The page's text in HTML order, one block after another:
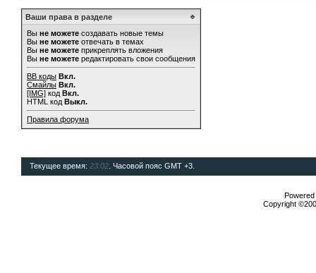
Ваши права в разделе
Вы не можете создавать новые темы
Вы не можете отвечать в темах
Вы не можете прикреплять вложения
Вы не можете редактировать свои сообщения
BB коды Вкл.
Смайлы Вкл.
[IMG] код Вкл.
HTML код Выкл.
Правила форума
Текущее время: 23:02 . Часовой пояс GMT +3.
Copyright